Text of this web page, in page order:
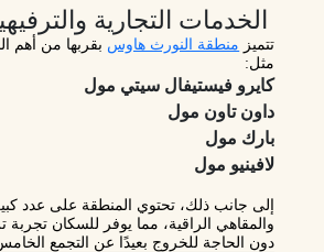
الخدمات التجارية
تتميز منطقة النورث هاوس بقربها من أهم
مثل:
كايرو فيستيفال سيتي مول
داون تاون مول
بارك مول
لافينيو مول
إلى جانب ذلك، تحتوي المنطقة على عدد
والمقاهي الراقية، مما يوفر للسكان تجربة
دون الحاجة للخروج بعيدًا عن التجمع